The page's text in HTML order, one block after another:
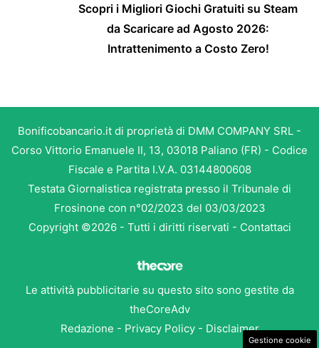
Scopri i Migliori Giochi Gratuiti su Steam
da Scaricare ad Agosto 2026:
Intrattenimento a Costo Zero!
Bonificobancario.it di proprietà di DMM COMPANY SRL -
Corso Vittorio Emanuele II, 13, 03018 Paliano (FR) - Codice
Fiscale e Partita I.V.A. 03144800608
Testata Giornalistica registrata presso il Tribunale di
Frosinone con n°02/2023 del 03/03/2023
Copyright ©2026 - Tutti i diritti riservati - Contattaci
Le attività pubblicitarie su questo sito sono gestite da
theCoreAdv
Redazione - Privacy Policy- Disclaimer
Gestione cookie